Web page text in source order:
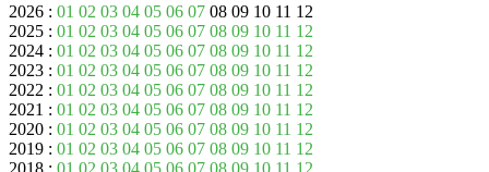
2026 : 01 02 03 04 05 06 07 08 09 10 11 12
2025 : 01 02 03 04 05 06 07 08 09 10 11 12
2024 : 01 02 03 04 05 06 07 08 09 10 11 12
2023 : 01 02 03 04 05 06 07 08 09 10 11 12
2022 : 01 02 03 04 05 06 07 08 09 10 11 12
2021 : 01 02 03 04 05 06 07 08 09 10 11 12
2020 : 01 02 03 04 05 06 07 08 09 10 11 12
2019 : 01 02 03 04 05 06 07 08 09 10 11 12
2018 : 01 02 03 04 05 06 07 08 09 10 11 12